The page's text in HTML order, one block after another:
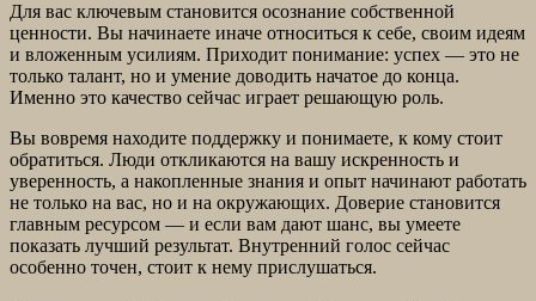
Для вас ключевым становится осознание собственной
ценности. Вы начинаете иначе относиться к себе, своим идеям
и вложенным усилиям. Приходит понимание: успех — это не
только талант, но и умение доводить начатое до конца.
Именно это качество сейчас играет решающую роль.
Вы вовремя находите поддержку и понимаете, к кому стоит
обратиться. Люди откликаются на вашу искренность и
уверенность, а накопленные знания и опыт начинают работать
не только на вас, но и на окружающих. Доверие становится
главным ресурсом — и если вам дают шанс, вы умеете
показать лучший результат. Внутренний голос сейчас
особенно точен, стоит к нему прислушаться.